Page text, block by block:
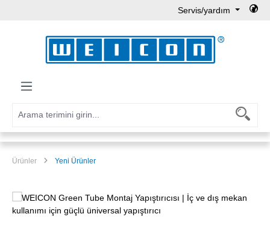
Servis/yardım
Ürünler Yeni Ürünler
Resim galerisini atla